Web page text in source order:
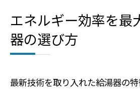
応給湯器
季節変動に対応した給湯器の
温度設定によるエネルギ
エネルギー効率を最
器の選び方
最新技術を取り入れた給湯器の